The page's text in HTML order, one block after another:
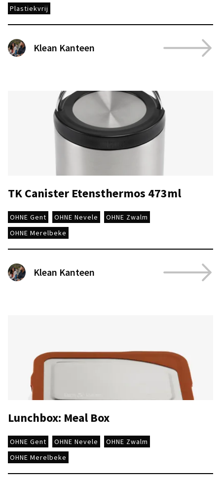
Plastiekvrij
Klean Kanteen
TK Canister Etensthermos 473ml
OHNE Gent OHNE Nevele
OHNE Zwalm
OHNE Merelbeke
Klean Kanteen
Lunchbox: Meal Box
OHNE Gent OHNE Nevele
OHNE Zwalm
OHNE Merelbeke